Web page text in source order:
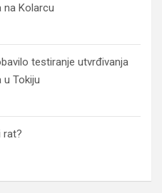
na Kolarcu
testiranje utvrđivanja
Tokiju
rat?